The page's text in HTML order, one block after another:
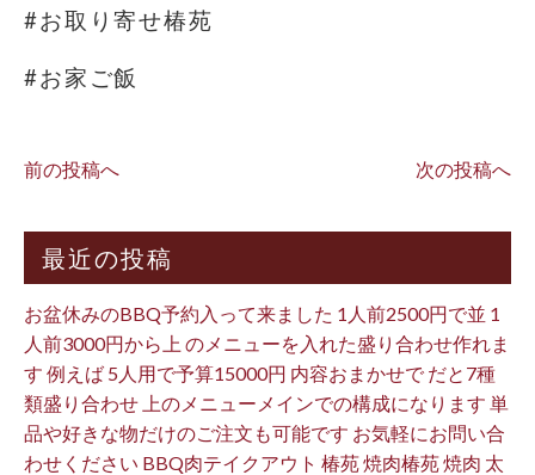
#お取り寄せ椿苑
#お家ご飯
前の投稿へ 次の投稿へ
最近の投稿
お盆休みのBBQ予約入って来ました 1人前2500円で並 1
人前3000円から上 のメニューを入れた盛り合わせ作れま
す 例えば 5人用で予算15000円 内容おまかせで だと7種
類盛り合わせ 上のメニューメインでの構成になります 単
品や好きな物だけのご注文も可能です お気軽にお問い合
わせください BBQ肉テイクアウト 椿苑 焼肉椿苑 焼肉 太